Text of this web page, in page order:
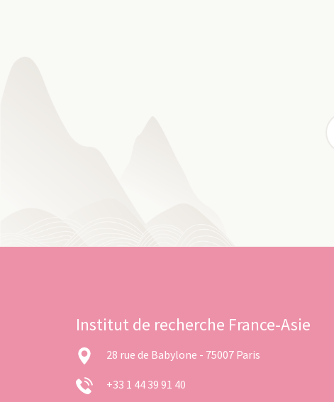
Institut de recherche France-Asie
28 rue de Babylone - 75007 Paris
+33 1 44 39 91 40